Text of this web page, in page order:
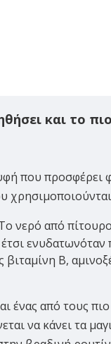
και το
που
νερό από
Β,
ένας από τους
να κάνει τα